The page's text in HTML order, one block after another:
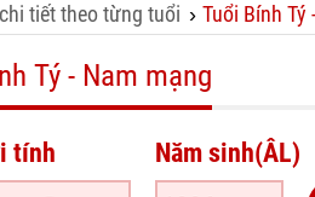
tiết theo từng tuổi › Tuổi Bính Tý
Tý - Nam mạng
tính Năm sinh(ÂL)